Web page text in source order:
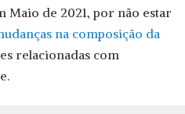
Maio de 2021, por não estar
na composição da
relacionadas com